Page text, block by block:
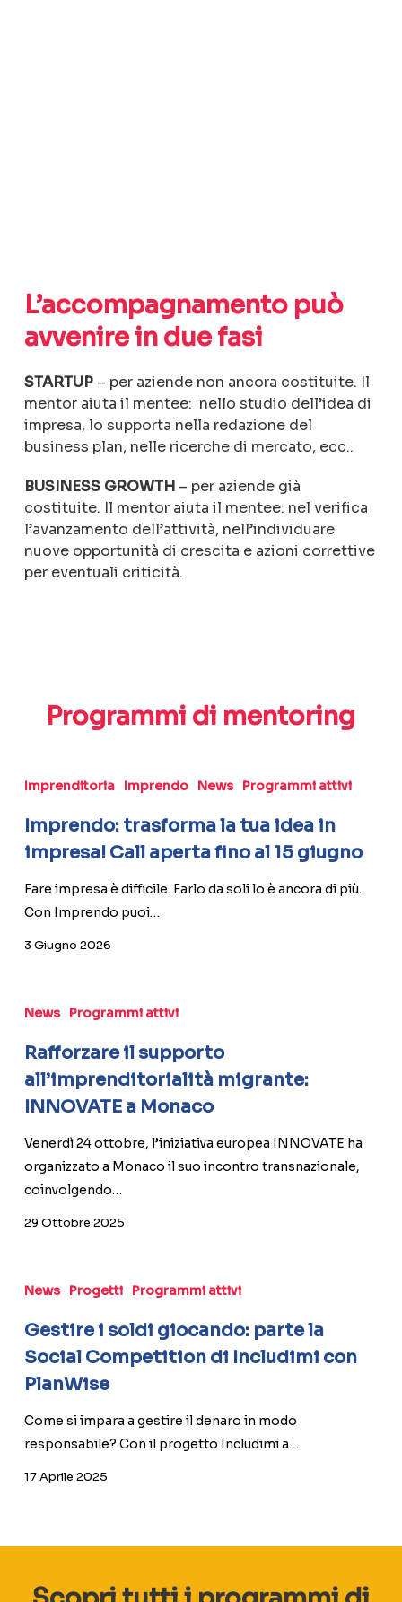
L’accompagnamento può
avvenire in due fasi
STARTUP– per aziende non ancora costituite. Il
mentor aiuta il mentee: nello studio dell’idea di
impresa, lo supporta nella redazione del
business plan, nelle ricerche di mercato, ecc..
BUSINESS GROWTH– per aziende già
costituite. Il mentor aiuta il mentee: nel verifica
l’avanzamento dell’attività, nell’individuare
nuove opportunità di crescita e azioni correttive
per eventuali criticità.
Programmi di mentoring
trasforma
tua
idea
aperta
15
giugno
Imprenditoria Imprendo News Programmi attivi
Imprendo: trasforma la tua idea in
impresa! Call aperta fino al 15 giugno
Fare impresa è difficile. Farlo da soli lo è ancora di più.
Con Imprendo puoi…
3 Giugno 2026
il
all’imprenditorialità
migrante:
INNOVATE
Monaco
News Programmi attivi
Rafforzare il supporto
all’imprenditorialità migrante:
INNOVATE a Monaco
Venerdì 24 ottobre, l’iniziativa europea INNOVATE ha
organizzato a Monaco il suo incontro transnazionale,
coinvolgendo…
29 Ottobre 2025
i
giocando:
parte
la
Competition
di
Includimi
News Progetti Programmi attivi
Gestire i soldi giocando: parte la
Social Competition di Includimi con
PlanWise
Come si impara a gestire il denaro in modo
responsabile? Con il progetto Includimi a…
17 Aprile 2025